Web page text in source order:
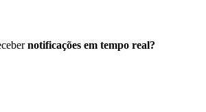
notificações em tempo real?